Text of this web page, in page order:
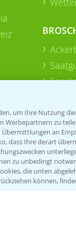
um Ihre Nutzung
zu
an
dass Ihre derart
zu unbedingt
die unten
können,